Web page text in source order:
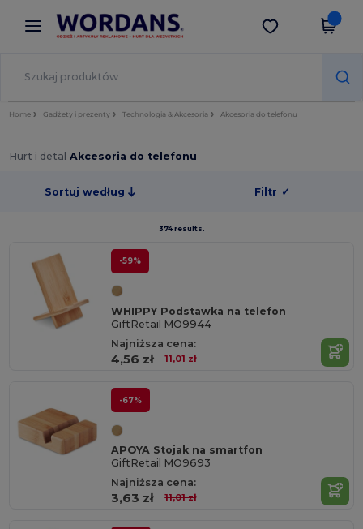
× Aplikacja Wordans
Lepsze ceny w aplikacji!
Pobierz app
Home Gadżety i prezenty Technologia & Akcesoria Akcesoria do telefonu
Hurt i detal Akcesoria do telefonu
Sortuj według Filtr ✓
374 results.
-59%
WHIPPY Podstawka na telefon
GiftRetail MO9944
Najniższa cena:
4,56 zł 11,01 zł
-67%
APOYA Stojak na smartfon
GiftRetail MO9693
Najniższa cena:
3,63 zł 11,01 zł